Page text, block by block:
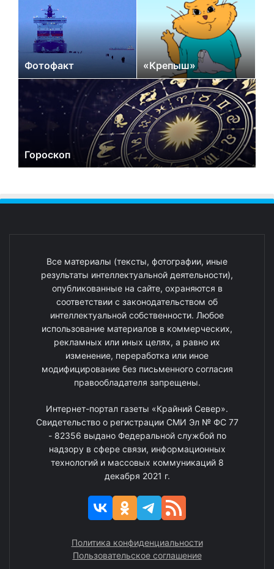
Фотофакт «Крепыш»
Гороскоп
Все материалы (тексты, фотографии, иные
результаты интеллектуальной деятельности),
опубликованные на сайте, охраняются в
соответствии с законодательством об
интеллектуальной собственности. Любое
использование материалов в коммерческих,
рекламных или иных целях, а равно их
изменение, переработка или иное
модифицирование без письменного согласия
правообладателя запрещены.
Интернет-портал газеты «Крайний Север».
Свидетельство о регистрации СМИ Эл № ФС 77
- 82356 выдано Федеральной службой по
надзору в сфере связи, информационных
технологий и массовых коммуникаций 8
декабря 2021 г.
Политика конфиденциальности
Пользовательское соглашение